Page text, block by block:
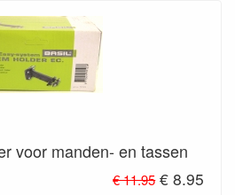
voor manden- en tassen
€ 11.95 € 8.95